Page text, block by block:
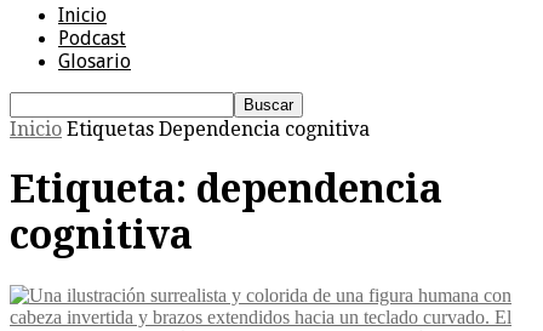
Inicio
Podcast
Glosario
Inicio Etiquetas Dependencia cognitiva
Etiqueta: dependencia
cognitiva